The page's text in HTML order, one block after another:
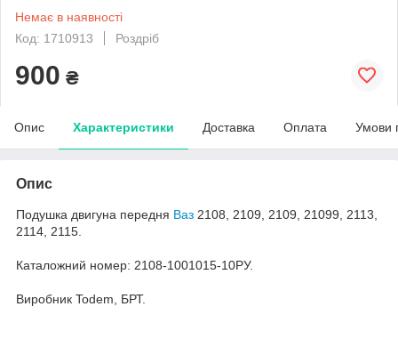
Немає в наявності
Код: 1710913
Роздріб
900 ₴
Опис Характеристики Доставка Оплата Умови
Опис
Подушка двигуна передня Ваз 2108, 2109, 2109, 21099, 2113,
2114, 2115.
Каталожний номер: 2108-1001015-10РУ.
Виробник Todem, БРТ.